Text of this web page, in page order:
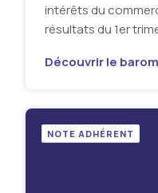
intérêts du
résultats du 1er
Découvrir le
NOTE ADHÉRENT